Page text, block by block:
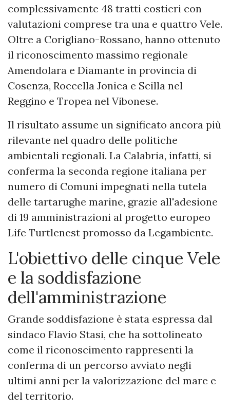
complessivamente 48 tratti costieri con
valutazioni comprese tra una e quattro Vele.
Oltre a Corigliano-Rossano, hanno ottenuto
il riconoscimento massimo regionale
Amendolara e Diamante in provincia di
Cosenza, Roccella Jonica e Scilla nel
Reggino e Tropea nel Vibonese.
Il risultato assume un significato ancora più
rilevante nel quadro delle politiche
ambientali regionali. La Calabria, infatti, si
conferma la seconda regione italiana per
numero di Comuni impegnati nella tutela
delle tartarughe marine, grazie all'adesione
di 19 amministrazioni al progetto europeo
Life Turtlenest promosso da Legambiente.
L'obiettivo delle cinque Vele
e la soddisfazione
dell'amministrazione
Grande soddisfazione è stata espressa dal
sindaco Flavio Stasi, che ha sottolineato
come il riconoscimento rappresenti la
conferma di un percorso avviato negli
ultimi anni per la valorizzazione del mare e
del territorio.